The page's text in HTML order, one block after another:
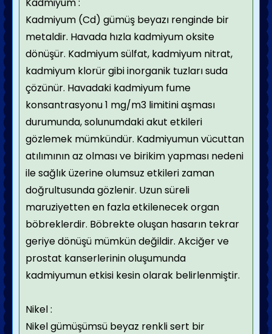
Kadmiyum (Cd) gümüş beyazı renginde bir
metaldir. Havada hızla kadmiyum oksite
dönüşür. Kadmiyum sülfat, kadmiyum nitrat,
kadmiyum klorür gibi inorganik tuzları suda
çözünür. Havadaki kadmiyum fume
konsantrasyonu 1 mg/m3 limitini aşması
durumunda, solunumdaki akut etkileri
gözlemek mümkündür. Kadmiyumun vücuttan
atılımının az olması ve birikim yapması nedeni
ile sağlık üzerine olumsuz etkileri zaman
doğrultusunda gözlenir. Uzun süreli
maruziyetten en fazla etkilenecek organ
böbreklerdir. Böbrekte oluşan hasarın tekrar
geriye dönüşü mümkün değildir. Akciğer ve
prostat kanserlerinin oluşumunda
kadmiyumun etkisi kesin olarak belirlenmiştir.
Nikel :
Nikel gümüşümsü beyaz renkli sert bir